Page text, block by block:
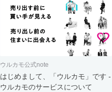
ウルカモ公式note
はじめまして、「ウルカモ」です -
ウルカモのサービスについて